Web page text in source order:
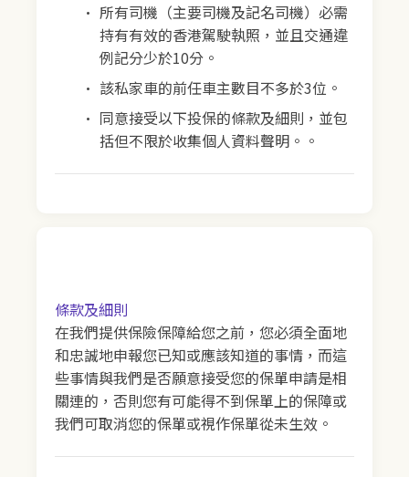
所有司機（主要司機及記名司機）必需
持有有效的香港駕駛執照，並且交通違
例記分少於10分。
該私家車的前任車主數目不多於3位。
同意接受以下投保的條款及細則，並包
括但不限於收集個人資料聲明。。
條款及細則
在我們提供保險保障給您之前，您必須全面地
和忠誠地申報您已知或應該知道的事情，而這
些事情與我們是否願意接受您的保單申請是相
關連的，否則您有可能得不到保單上的保障或
我們可取消您的保單或視作保單從未生效。